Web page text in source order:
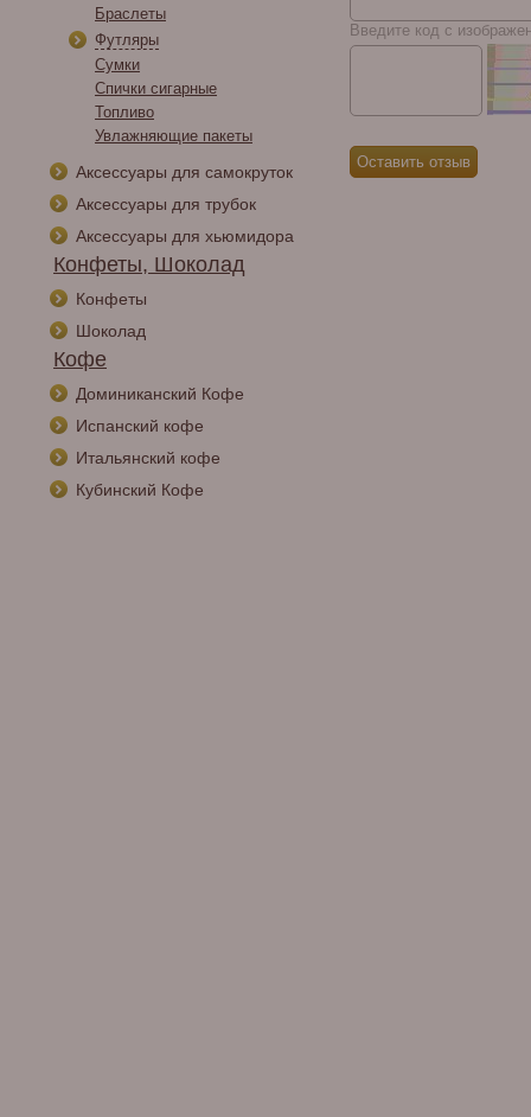
Браслеты
Футляры
Сумки
Спички сигарные
Топливо
Увлажняющие пакеты
Аксессуары для самокруток
Аксессуары для трубок
Аксессуары для хьюмидора
Конфеты, Шоколад
Конфеты
Шоколад
Кофе
Доминиканский Кофе
Испанский кофе
Итальянский кофе
Кубинский Кофе
Введите код с